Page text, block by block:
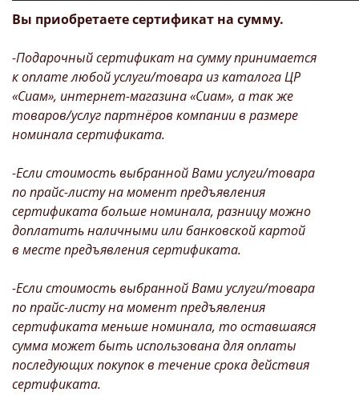
Вы приобретаете сертификат на сумму.
-Подарочный сертификат на сумму принимается
к оплате любой услуги/товара из каталога ЦР
«Сиам», интернет-магазина «Сиам», а так же
товаров/услуг партнёров компании в размере
номинала сертификата.
-Если стоимость выбранной Вами услуги/товара
по прайс-листу на момент предъявления
сертификата больше номинала, разницу можно
доплатить наличными или банковской картой
в месте предъявления сертификата.
-Если стоимость выбранной Вами услуги/товара
по прайс-листу на момент предъявления
сертификата меньше номинала, то оставшаяся
сумма может быть использована для оплаты
последующих покупок в течение срока действия
сертификата.